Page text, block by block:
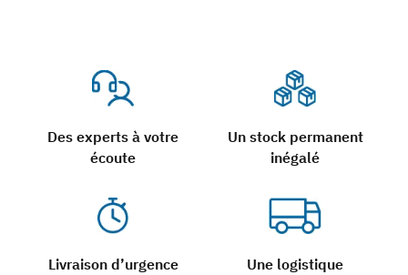
Des experts à votre
écoute
Un stock permanent
inégalé
Livraison d’urgence
Une logistique